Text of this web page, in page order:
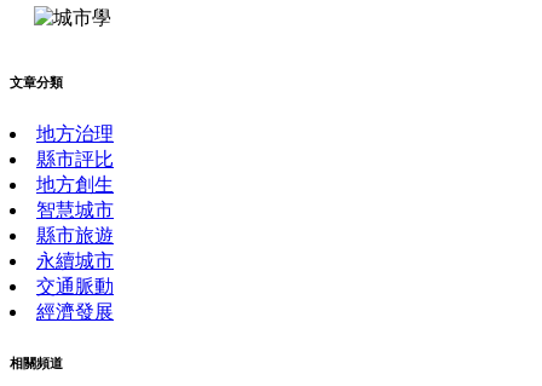
文章分類
地方治理
縣市評比
地方創生
智慧城市
縣市旅遊
永續城市
交通脈動
經濟發展
相關頻道